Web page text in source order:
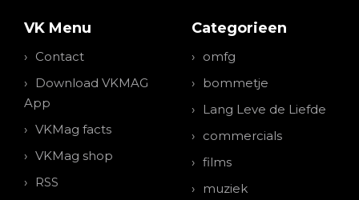
VK Menu
Contact
Download VKMAG
App
VKMag facts
VKMag shop
RSS
Categorieen
omfg
bommetje
Lang Leve de Liefde
commercials
films
muziek